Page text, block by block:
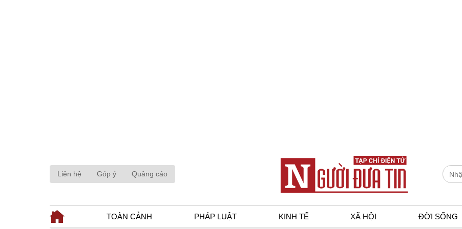
Liên hệ Góp ý Quảng cáo
TOÀN CẢNH PHÁP LUẬT KINH TẾ XÃ HỘI ĐỜI SỐNG